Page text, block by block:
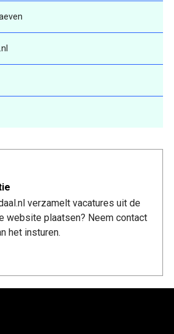
verzamelt vacatures uit de
website plaatsen? Neem contact
het insturen.